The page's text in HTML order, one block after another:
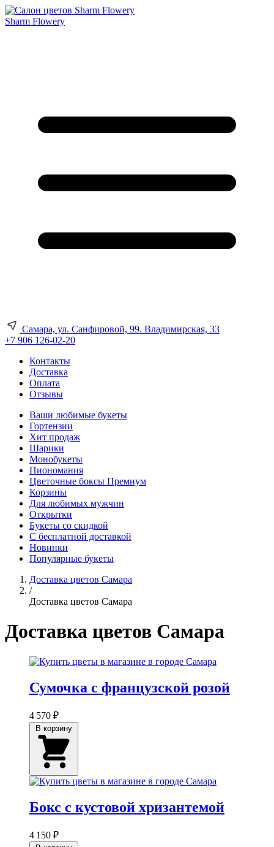
Sharm Flowery
Самара, ул. Санфировой, 99. Владимирская, 33
+7 906 126-02-20
Контакты
Доставка
Оплата
Отзывы
Ваши любимые букеты
Гортензии
Хит продаж
Шарики
Монобукеты
Пиономания
Цветочные боксы Премиум
Корзины
Для любимых мужчин
Открытки
Букеты со скидкой
С бесплатной доставкой
Новинки
Популярные букеты
Доставка цветов Самара
/
Доставка цветов Самара
Доставка цветов Самара
Сумочка с французской розой
4 570 ₽
Бокс с кустовой хризантемой
4 150 ₽